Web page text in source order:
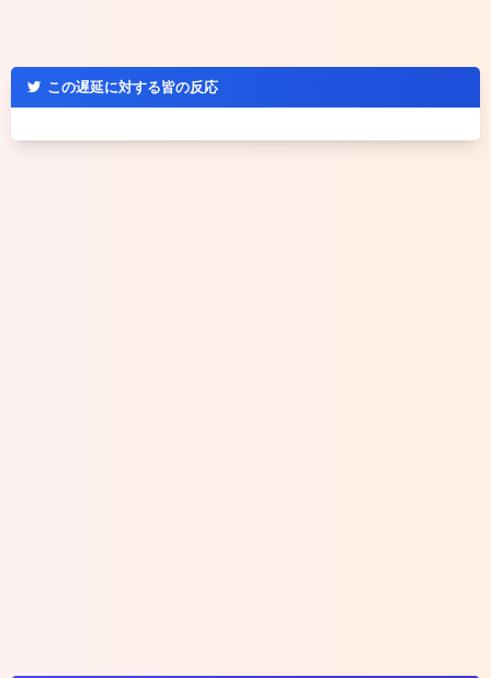
この遅延に対する皆の反応